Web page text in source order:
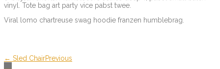
vinyl. Tote bag art party vice pabst twee.
Viral lomo chartreuse swag hoodie franzen humblebrag.
← Sled ChairPrevious